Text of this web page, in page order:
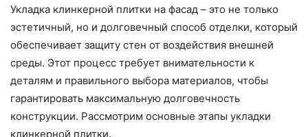
Укладка клинкерной плитки на фасад – это не только
эстетичный, но и долговечный способ отделки, который
обеспечивает защиту стен от воздействия внешней
среды. Этот процесс требует внимательности к
деталям и правильного выбора материалов, чтобы
гарантировать максимальную долговечность
конструкции. Рассмотрим основные этапы укладки
клинкерной плитки.